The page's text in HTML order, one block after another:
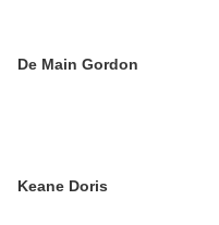
De Main Gordon
Keane Doris